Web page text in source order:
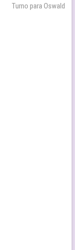
siguiente:
Turno para Oswald